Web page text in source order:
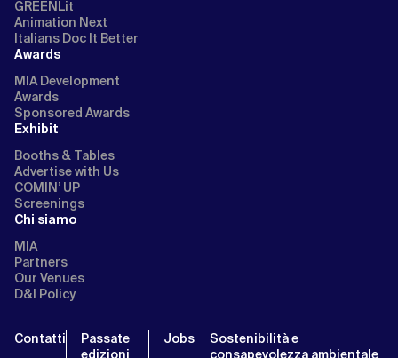
GREENLit
Animation Next
Italians Doc It Better
Awards
MIA Development
Awards
Sponsored Awards
Exhibit
Booths & Tables
Advertise with Us
COMIN’ UP
Screenings
Chi siamo
MIA
Partners
Our Venues
D&I Policy
Contatti
Passate
edizioni
Jobs
Sostenibilità e
consapevolezza ambientale